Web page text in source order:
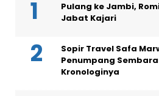
Pulang ke Jambi,
Jabat Kajari
Sopir Travel Safa
Penumpang
Kronologinya